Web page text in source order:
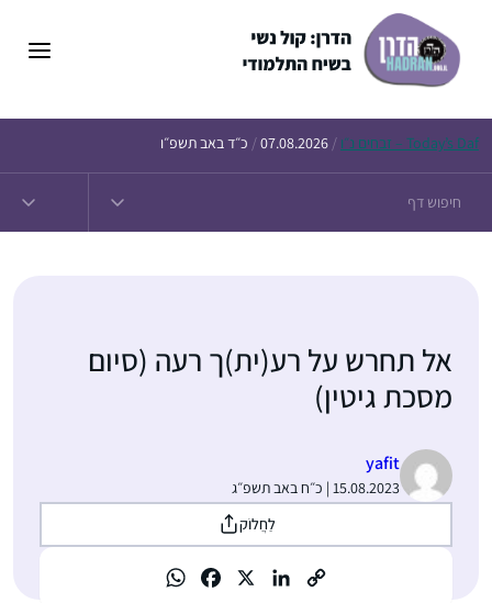
Today’s Daf – זבחים נ״ו /
07.08.2026
/ כ״ד באב תשפ״ו
אל תחרש על רע(ית)ך רעה (סיום
מסכת גיטין)
yafit
15.08.2023 | כ״ח באב תשפ״ג
לַחֲלוֹק